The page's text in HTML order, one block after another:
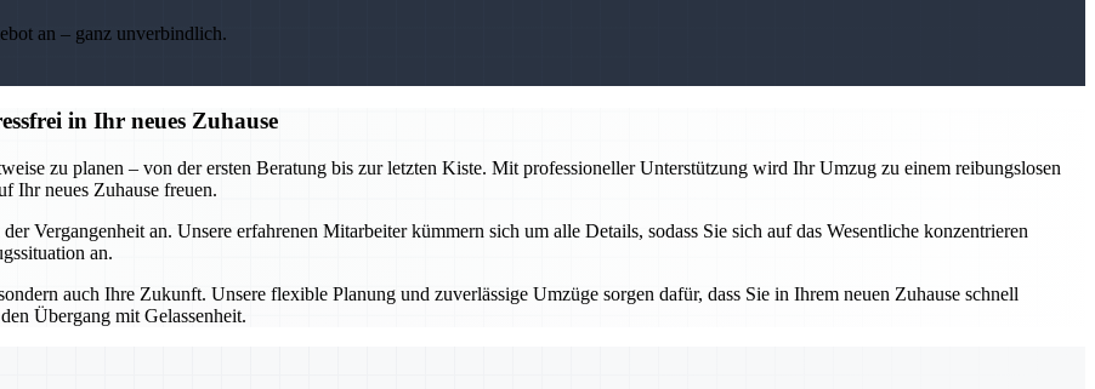
an – ganz unverbindlich.
in Ihr neues Zuhause
zu planen – von der ersten Beratung bis zur letzten Kiste. Mit professioneller Unterstützung wird Ihr Umzug zu einem reibungslosen
Ihr neues Zuhause freuen.
Vergangenheit an. Unsere erfahrenen Mitarbeiter kümmern sich um alle Details, sodass Sie sich auf das Wesentliche konzentrieren
an.
auch Ihre Zukunft. Unsere flexible Planung und zuverlässige Umzüge sorgen dafür, dass Sie in Ihrem neuen Zuhause schnell
Übergang mit Gelassenheit.